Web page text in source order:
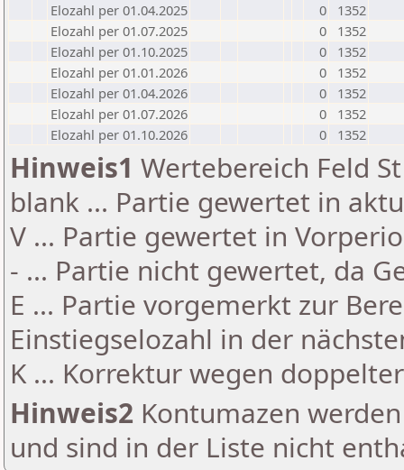
Elozahl per 01.04.2025
0
1352
Elozahl per 01.07.2025
0
1352
Elozahl per 01.10.2025
0
1352
Elozahl per 01.01.2026
0
1352
Elozahl per 01.04.2026
0
1352
Elozahl per 01.07.2026
0
1352
Elozahl per 01.10.2026
0 1352
Hinweis1 Wertebereich Feld
blank ... Partie gewertet in
V ... Partie gewertet in
- ... Partie nicht gewertet, da
E ... Partie vorgemerkt zur
Einstiegselozahl in der
K ... Korrektur wegen
Hinweis2 Kontumazen
und sind in der Liste nicht